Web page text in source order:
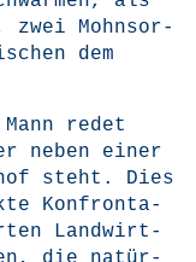
zwei Mohn­sor­
dem
redet
neben einer
steht. Dies
Kon­fron­ta­
Land­wirt­